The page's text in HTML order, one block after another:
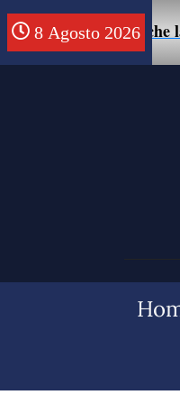
8 Agosto 2026
un uomo che la